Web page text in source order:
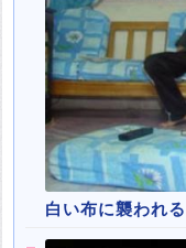
白い布に襲われる